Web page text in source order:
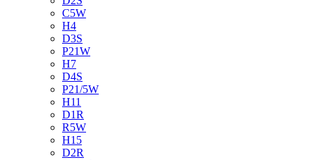
C5W
H4
D3S
P21W
H7
D4S
P21/5W
H11
D1R
R5W
H15
D2R